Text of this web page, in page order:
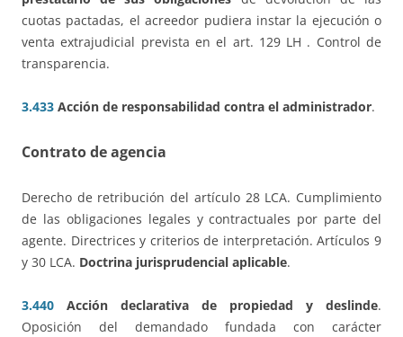
cuotas pactadas, el acreedor pudiera instar la ejecución o
venta extrajudicial prevista en el art. 129 LH . Control de
transparencia.
3.433 Acción de responsabilidad contra el administrador.
Contrato de agencia
Derecho de retribución del artículo 28 LCA. Cumplimiento
de las obligaciones legales y contractuales por parte del
agente. Directrices y criterios de interpretación. Artículos 9
y 30 LCA. Doctrina jurisprudencial aplicable.
3.440 Acción declarativa de propiedad y deslinde.
Oposición del demandado fundada con carácter